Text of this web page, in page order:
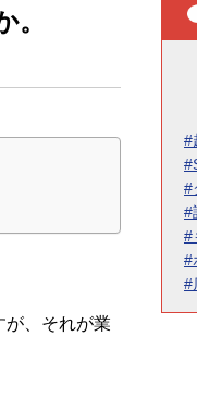
が、それが業
#
#
#
#
#
#